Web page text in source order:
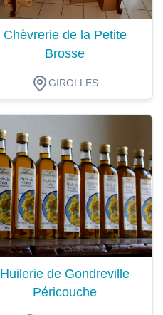
Chèvrerie de la Petite
Brosse
GIROLLES
Dégustation
Huilerie de Gondreville
Péricouche